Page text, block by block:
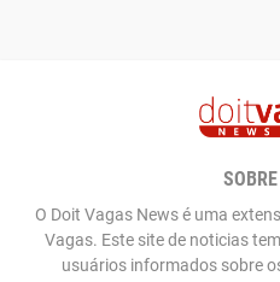
O Doit Vagas News é uma
Vagas. Este site de noticias
usuários informados sobre